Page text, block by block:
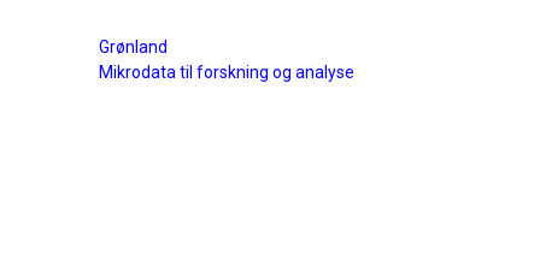
Grønland
Mikrodata til forskning og analyse